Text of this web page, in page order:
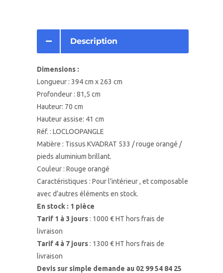
Description
Dimensions :
Longueur : 394 cm x 263 cm
Profondeur : 81,5 cm
Hauteur: 70 cm
Hauteur assise: 41 cm
Réf. : LOCLOOPANGLE
Matière : Tissus KVADRAT 533 / rouge orangé /
pieds aluminium brillant.
Couleur : Rouge orangé
Caractéristiques : Pour l’intérieur , et composable
avec d’autres éléments en stock.
En stock : 1 pièce
Tarif 1 à 3 jours : 1000 € HT hors frais de
livraison
Tarif 4 à 7 jours : 1300 € HT hors frais de
livraison
Devis sur simple demande au 02 99 54 84 25